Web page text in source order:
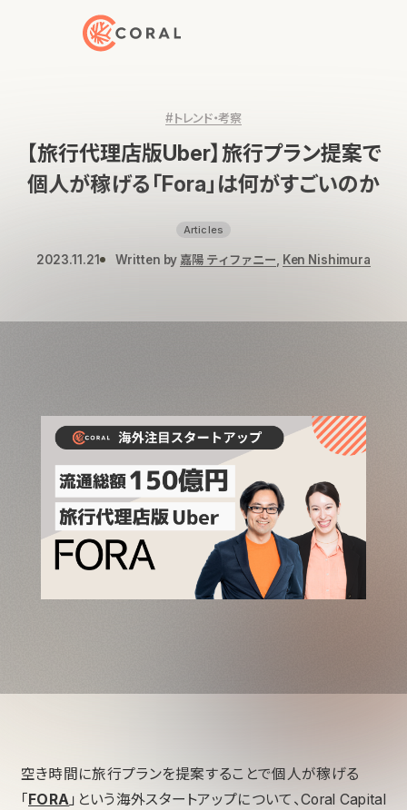
トップページへ戻る
#トレンド・考察
【旅行代理店版Uber】旅行プラン提案で
個人が稼げる「Fora」は何がすごいのか
Articles
2023.11.21 Written by 嘉陽 ティファニー Ken Nishimura
空き時間に旅行プランを提案することで個人が稼げる
「FORA 」という海外スタートアップについて、Coral Capital